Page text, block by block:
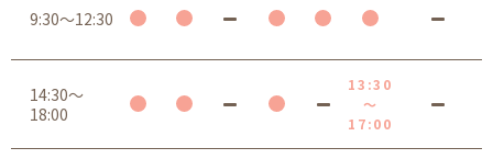
9:30～12:30
14:30～
18:00
13:30
～
17:00